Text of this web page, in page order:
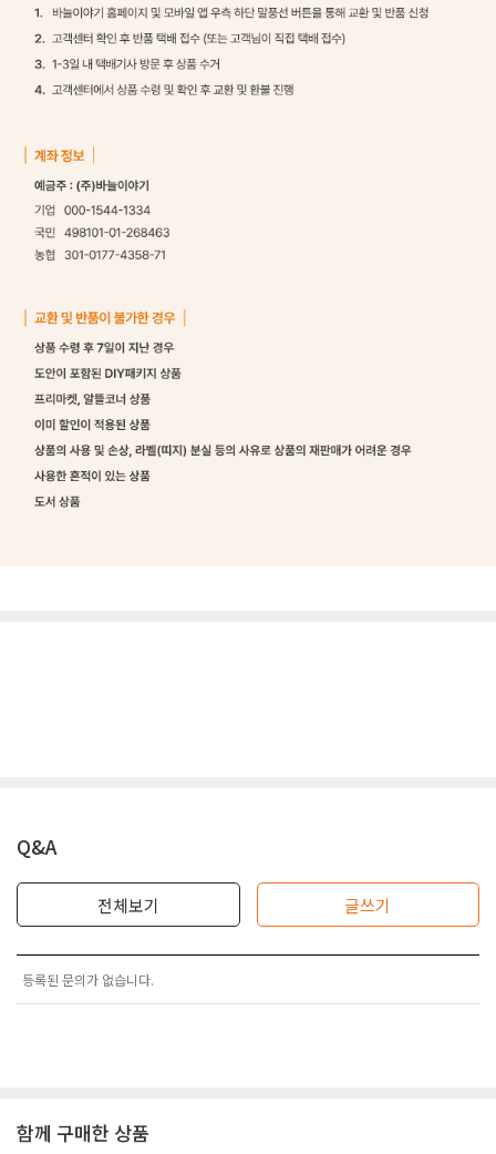
Q&A
전체보기 글쓰기
등록된 문의가 없습니다.
함께 구매한 상품